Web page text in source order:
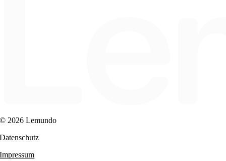
© 2026 Lemundo
Datenschutz
Impressum